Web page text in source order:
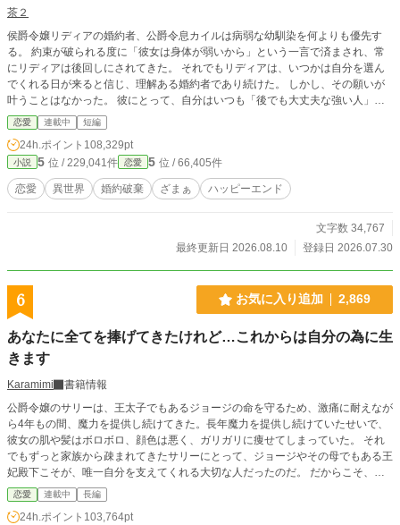
茶２
侯爵令嬢リディアの婚約者、公爵令息カイルは病弱な幼馴染を何よりも優先す
る。 約束が破られる度に「彼女は身体が弱いから」という一言で済まされ、常
にリディアは後回しにされてきた。 それでもリディアは、いつかは自分を選ん
でくれる日が来ると信じ、理解ある婚約者であり続けた。 しかし、その願いが
叶うことはなかった。 彼にとって、自分はいつも「後でも大丈夫な強い人」。
ついにリディアは、この婚約を終わらせることを決心する。 今さら手を伸ばし
ても、それが届くことはもうない。
恋愛 連載中 短編
24h.ポイント 108,329pt
小説 5 位 / 229,041件 恋愛 5 位 / 66,405件
恋愛 異世界 婚約破棄 ざまぁ ハッピーエンド
文字数 34,767
最終更新日 2026.08.10
登録日 2026.07.30
6 お気に入り追加 2,869
あなたに全てを捧げてきたけれど…これからは自分の為に生
きます
Karamimi
書籍情報
公爵令嬢のサリーは、王太子でもあるジョージの命を守るため、激痛に耐えなが
ら4年もの間、魔力を提供し続けてきた。長年魔力を提供し続けていたせいで、
彼女の肌や髪はボロボロ、顔色は悪く、ガリガリに痩せてしまっていた。 それ
でもずっと家族から疎まれてきたサリーにとって、ジョージやその母でもある王
妃殿下こそが、唯一自分を支えてくれる大切な人だったのだ。 だからこそ、辛
い魔力提供も喜んで引き受けた。そしてその見返りに、ジョージの16歳の誕生
日に、正式に婚約者になる事も決まっていた。 これからはジョージと幸せにな
れる、そう思っていたサリーだったが、ジョージの誕生日に告げられたのは、他
恋愛 連載中 長編
24h.ポイント 103,764pt